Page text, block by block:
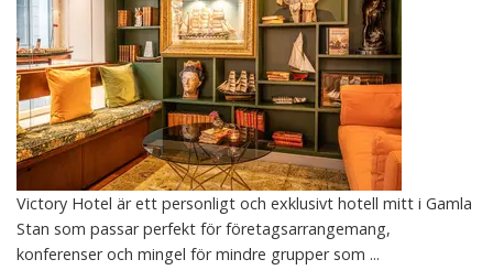
Victory Hotel är ett personligt och exklusivt hotell mitt i Gamla
Stan som passar perfekt för företagsarrangemang,
konferenser och mingel för mindre grupper som ...